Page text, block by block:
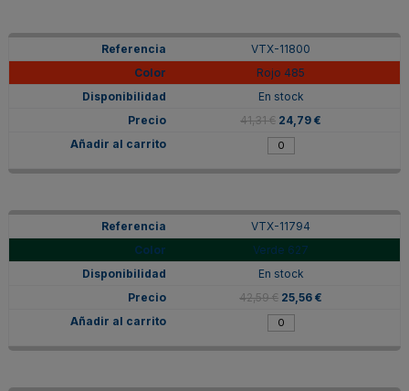
VTX-11800
Rojo 485
En stock
41,31 € 24,79 €
VTX-11794
Verde 627
En stock
42,59 € 25,56 €